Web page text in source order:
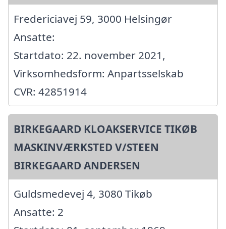
Fredericiavej 59, 3000 Helsingør
Ansatte:
Startdato: 22. november 2021,
Virksomhedsform: Anpartsselskab
CVR: 42851914
BIRKEGAARD KLOAKSERVICE TIKØB
MASKINVÆRKSTED V/STEEN
BIRKEGAARD ANDERSEN
Guldsmedevej 4, 3080 Tikøb
Ansatte: 2